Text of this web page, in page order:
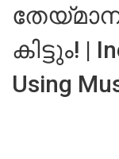
കിട്ടും! |
Using